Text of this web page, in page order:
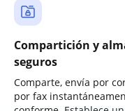
Compartición y
seguros
Comparte, envía por
por fax